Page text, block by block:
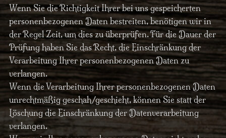
Wenn Sie die Richtigkeit Ihrer bei uns gespeicherten
personenbezogenen Daten bestreiten, benötigen wir in
der Regel Zeit, um dies zu überprüfen. Für die Dauer der
Prüfung haben Sie das Recht, die Einschränkung der
Verarbeitung Ihrer personenbezogenen Daten zu
verlangen.
Wenn die Verarbeitung Ihrer personenbezogenen Daten
unrechtmäßig geschah/geschieht, können Sie statt der
Löschung die Einschränkung der Datenverarbeitung
verlangen.